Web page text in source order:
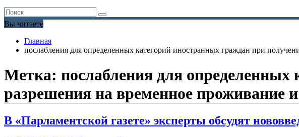
Вы читаете
Главная
послабления для определенных категорий иностранных граждан при
Метка: послабления для
разрешения на временное проживание
В «Парламентской газете» эксперты обсудят